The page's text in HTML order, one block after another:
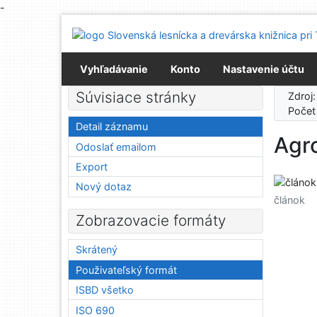
-
Prejsť na menu
Prehlásenie o webovej prístupnosti
Vyhľadávanie
Konto Nastavenie účtu
článok
Súvisiace stránky
Detail záznamu
Odoslať emailom
Export
Nový dotaz
Zobrazovacie formáty
Skrátený
Použivateľský formát
ISBD všetko
ISO 690